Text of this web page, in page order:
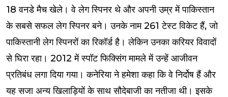
18 वनडे मैच खेले। वे लेग स्पिनर थे और अपनी उम्र में पाकिस्तान
के सबसे सफल लेग स्पिनर बने। उनके नाम 261 टेस्ट विकेट हैं, जो
पाकिस्तानी लेग स्पिनरों का रिकॉर्ड है। लेकिन उनका करियर विवादों
से घिरा रहा। 2012 में स्पॉट फिक्सिंग मामले में उन्हें आजीवन
प्रतिबंध लगा दिया गया। कनेरिया ने हमेशा कहा कि वे निर्दोष हैं और
यह सजा अन्य खिलाड़ियों के साथ सौदेबाजी का नतीजा थी। इसके